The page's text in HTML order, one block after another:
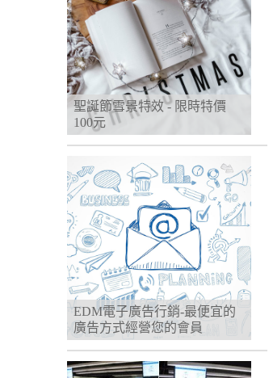
聖誕節雪景特效 - 限時特價
100元
EDM電子廣告行銷-最便宜的
廣告方式經營您的會員